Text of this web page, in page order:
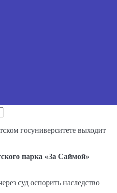
госуниверситете выходит
парка «За Саймой»
суд оспорить наследство